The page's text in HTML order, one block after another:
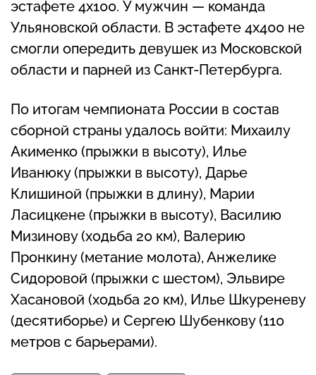
эстафете 4х100. У мужчин — команда
Ульяновской области. В эстафете 4х400 не
смогли опередить девушек из Московской
области и парней из Санкт-Петербурга.
По итогам чемпионата России в состав
сборной страны удалось войти: Михаилу
Акименко (прыжки в высоту), Илье
Иванюку (прыжки в высоту), Дарье
Клишиной (прыжки в длину), Марии
Ласицкене (прыжки в высоту), Василию
Мизинову (ходьба 20 км), Валерию
Пронкину (метание молота), Анжелике
Сидоровой (прыжки с шестом), Эльвире
Хасановой (ходьба 20 км), Илье Шкуреневу
(десятиборье) и Сергею Шубенкову (110
метров с барьерами).